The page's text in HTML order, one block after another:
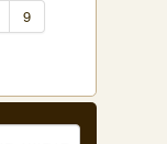
9